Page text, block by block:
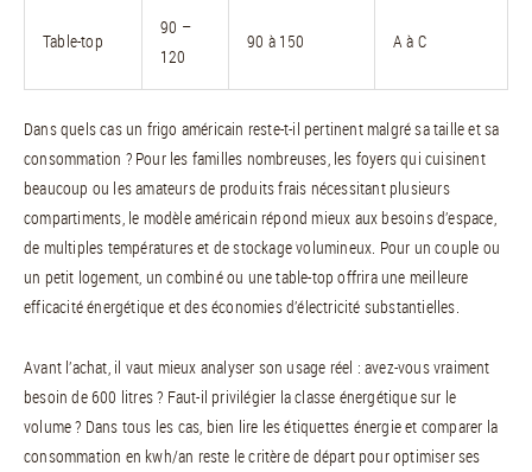
Table-top
90 –
120
90 à 150 A à C
Dans quels cas un frigo américain reste-t-il pertinent malgré sa taille et sa
consommation ? Pour les familles nombreuses, les foyers qui cuisinent
beaucoup ou les amateurs de produits frais nécessitant plusieurs
compartiments, le modèle américain répond mieux aux besoins d’espace,
de multiples températures et de stockage volumineux. Pour un couple ou
un petit logement, un combiné ou une table-top offrira une meilleure
efficacité énergétique et des économies d’électricité substantielles.
Avant l’achat, il vaut mieux analyser son usage réel : avez-vous vraiment
besoin de 600 litres ? Faut-il privilégier la classe énergétique sur le
volume ? Dans tous les cas, bien lire les étiquettes énergie et comparer la
consommation en kwh/an reste le critère de départ pour optimiser ses